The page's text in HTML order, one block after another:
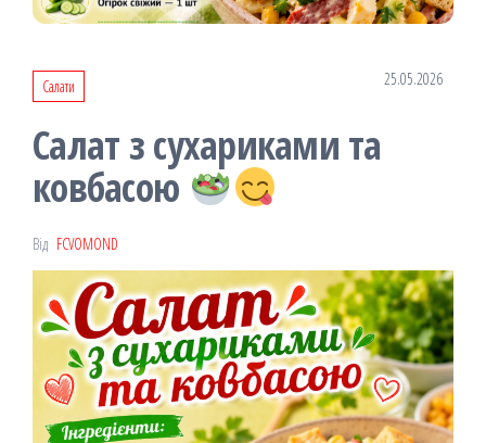
Салати 25.05.2026
Салат з сухариками та
ковбасою
Від FCVOMOND